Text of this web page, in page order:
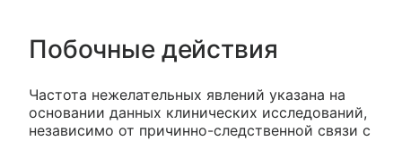
Побочные действия
Частота нежелательных явлений указана на
основании данных клинических исследований,
независимо от причинно-следственной связи с